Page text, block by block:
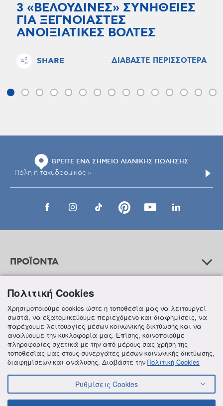
3 «ΒΕΛΟΥΔΙΝΕΣ» ΣΥΝΗΘΕΙΕΣ
ΓΙΑ ΞΕΓΝΟΙΑΣΤΕΣ
ΑΝΟΙΞΙΑΤΙΚΕΣ ΒΟΛΤΕΣ
SHARE ΔΙΑΒΑΣΤΕ ΠΕΡΙΣΣΟΤΕΡΑ
ΒΡΕΙΤΕ ΕΝΑ ΣΗΜΕΙΟ ΛΙΑΝΙΚΗΣ ΠΩΛΗΣΗΣ
ΠΡΟΪΟΝΤΑ
ΒΟΗΘΕΙΑ
ΠΛΗΡΟΦΟΡΙΕΣ
© 2018 FREZYDERM A.B.Ε.E. ALL RIGHTS RESERVED
Πολιτική Cookies
Χρησιμοποιούμε cookies ώστε η τοποθεσία μας να λειτουργεί
σωστά, να εξατομικεύουμε περιεχόμενο και διαφημίσεις, να
παρέχουμε λειτουργίες μέσων κοινωνικής δικτύωσης και να
αναλύουμε την κυκλοφορία μας. Επίσης, κοινοποιούμε
πληροφορίες σχετικά με την από μέρους σας χρήση της
τοποθεσίας μας στους συνεργάτες μέσων κοινωνικής δικτύωσης,
διαφημίσεων και ανάλυσης. Διαβάστε την Πολιτική Cookies
Ρυθμίσεις Cookies